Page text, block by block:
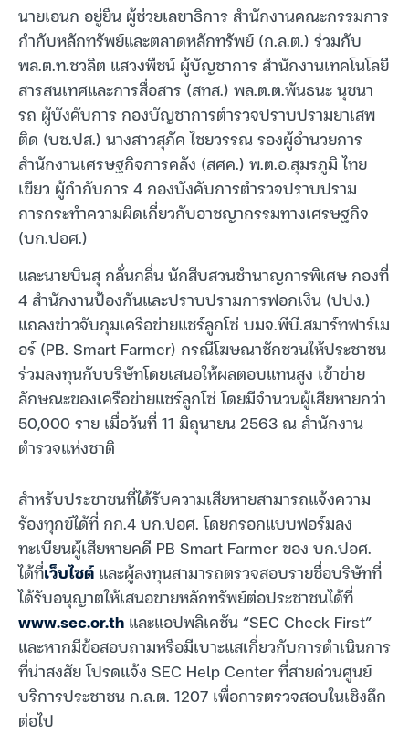
นายเอนก อยู่ยืน ผู้ช่วยเลขาธิการ สำนักงานคณะกรรมการ
กำกับหลักทรัพย์และตลาดหลักทรัพย์ (ก.ล.ต.) ร่วมกับ
พล.ต.ท.ชวลิต แสวงพืชน์ ผู้บัญชาการ สำนักงานเทคโนโลยี
สารสนเทศและการสื่อสาร (สทส.) พล.ต.ต.พันธนะ นุชนา
รถ ผู้บังคับการ กองบัญชาการตำรวจปราบปรามยาเสพ
ติด (บช.ปส.) นางสาวสุภัค ไชยวรรณ รองผู้อำนวยการ
สำนักงานเศรษฐกิจการคลัง (สศค.) พ.ต.อ.สุมรภูมิ ไทย
เขียว ผู้กำกับการ 4 กองบังคับการตำรวจปราบปราม
การกระทำความผิดเกี่ยวกับอาชญากรรมทางเศรษฐกิจ
(บก.ปอศ.)
และนายบินสุ กลั่นกลิ่น นักสืบสวนชำนาญการพิเศษ กองที่
4 สำนักงานป้องกันและปราบปรามการฟอกเงิน (ปปง.)
แถลงข่าวจับกุมเครือข่ายแชร์ลูกโซ่ บมจ.พีบี.สมาร์ทฟาร์เม
อร์ (PB. Smart Farmer) กรณีโฆษณาชักชวนให้ประชาชน
ร่วมลงทุนกับบริษัทโดยเสนอให้ผลตอบแทนสูง เข้าข่าย
ลักษณะของเครือข่ายแชร์ลูกโซ่ โดยมีจำนวนผู้เสียหายกว่า
50,000 ราย เมื่อวันที่ 11 มิถุนายน 2563 ณ สำนักงาน
ตำรวจแห่งชาติ
สำหรับประชาชนที่ได้รับความเสียหายสามารถแจ้งความ
ร้องทุกข์ได้ที่ กก.4 บก.ปอศ. โดยกรอกแบบฟอร์มลง
ทะเบียนผู้เสียหายคดี PB Smart Farmer ของ บก.ปอศ.
ได้ที่เว็บไซต์ และผู้ลงทุนสามารถตรวจสอบรายชื่อบริษัทที่
ได้รับอนุญาตให้เสนอขายหลักทรัพย์ต่อประชาชนได้ที่
www.sec.or.th และแอปพลิเคชัน “SEC Check First”
และหากมีข้อสอบถามหรือมีเบาะแสเกี่ยวกับการดำเนินการ
ที่น่าสงสัย โปรดแจ้ง SEC Help Center ที่สายด่วนศูนย์
บริการประชาชน ก.ล.ต. 1207 เพื่อการตรวจสอบในเชิงลึก
ต่อไป